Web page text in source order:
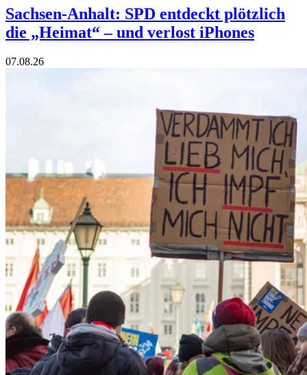
Sachsen-Anhalt: SPD entdeckt plötzlich
die „Heimat“ – und verlost iPhones
07.08.26